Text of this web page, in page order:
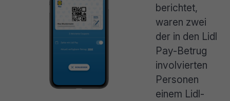
berichtet,
waren zwei
der in den Lidl
Pay-Betrug
involvierten
Personen
einem Lidl-